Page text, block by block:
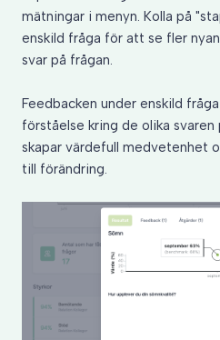
mätningar i menyn. Kolla på
enskild fråga för att se fler
svar på frågan.
Feedbacken under enskild
förståelse kring de olika svaren
skapar värdefull medvetenhet
till förändring.